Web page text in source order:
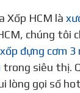
Xốp HCM là
chúng tôi
đựng cơm 3
trong siêu thị.
lòng gọi số